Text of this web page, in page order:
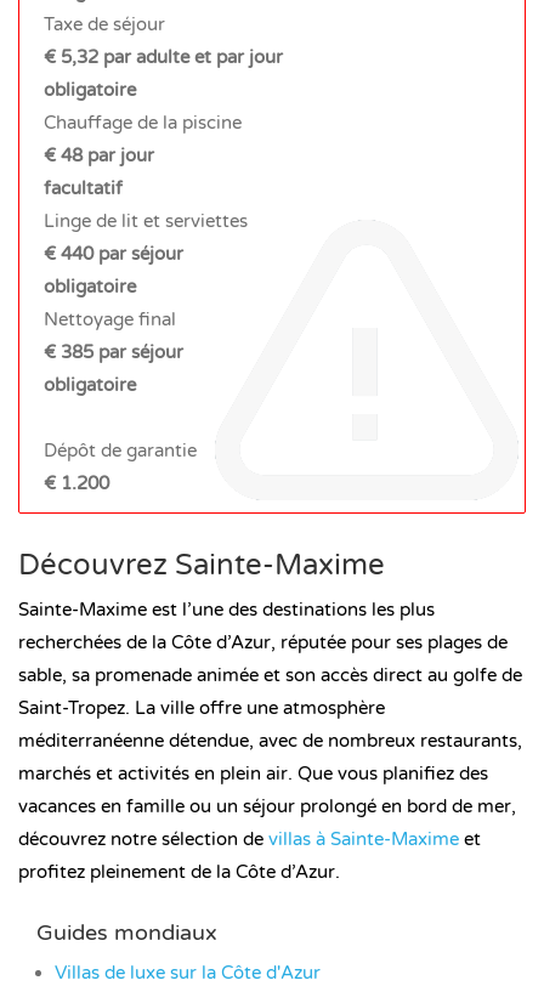
Taxe de séjour
€ 5,32 par adulte et par jour
obligatoire
Chauffage de la piscine
€ 48 par jour
facultatif
Linge de lit et serviettes
€ 440 par séjour
obligatoire
Nettoyage final
€ 385 par séjour
obligatoire
Dépôt de garantie
€ 1.200
Découvrez Sainte-Maxime
Sainte-Maxime est l’une des destinations les plus
recherchées de la Côte d’Azur, réputée pour ses plages de
sable, sa promenade animée et son accès direct au golfe de
Saint-Tropez. La ville offre une atmosphère
méditerranéenne détendue, avec de nombreux restaurants,
marchés et activités en plein air. Que vous planifiez des
vacances en famille ou un séjour prolongé en bord de mer,
découvrez notre sélection de villas à Sainte-Maxime et
profitez pleinement de la Côte d’Azur.
Guides mondiaux
Villas de luxe sur la Côte d'Azur